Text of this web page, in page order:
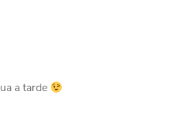
a tarde